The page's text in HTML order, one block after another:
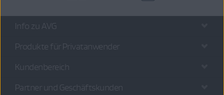
Info zu AVG
Produkte für Privatanwender
Kundenbereich
Partner und Geschäftskunden